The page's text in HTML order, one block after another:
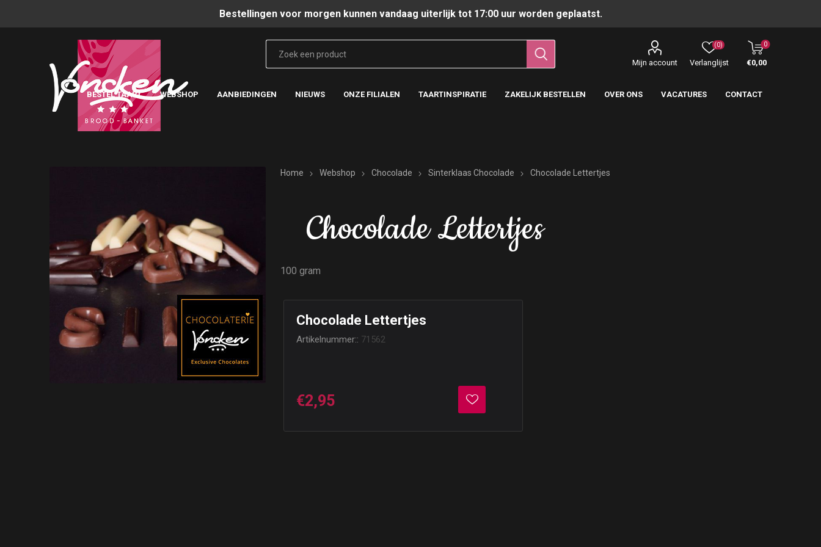
Bestellingen voor morgen kunnen vandaag uiterlijk tot 17:00 uur worden geplaatst.
Mijn account Verlanglijst
(0) 0
€0,00
BESTEL TAART WEBSHOP AANBIEDINGEN NIEUWS ONZE FILIALEN TAARTINSPIRATIE ZAKELIJK BESTELLEN OVER ONS VACATURES CONTACT
Home Webshop Chocolade Sinterklaas Chocolade Chocolade Lettertjes
Chocolade Lettertjes
100 gram
Chocolade Lettertjes
Artikelnummer:: 71562
€2,95